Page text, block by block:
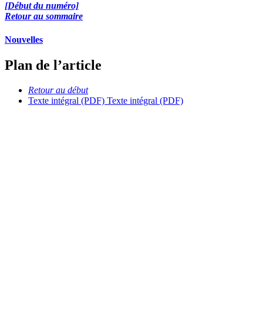
[Début du numéro]
Retour au sommaire
Nouvelles
Plan de l’article
Retour au début
Texte intégral (PDF) Texte intégral (PDF)